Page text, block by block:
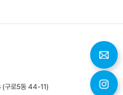
(구로5동 44-11)